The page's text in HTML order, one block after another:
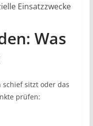
Einsatzzwecke
Was
sitzt oder das
prüfen: